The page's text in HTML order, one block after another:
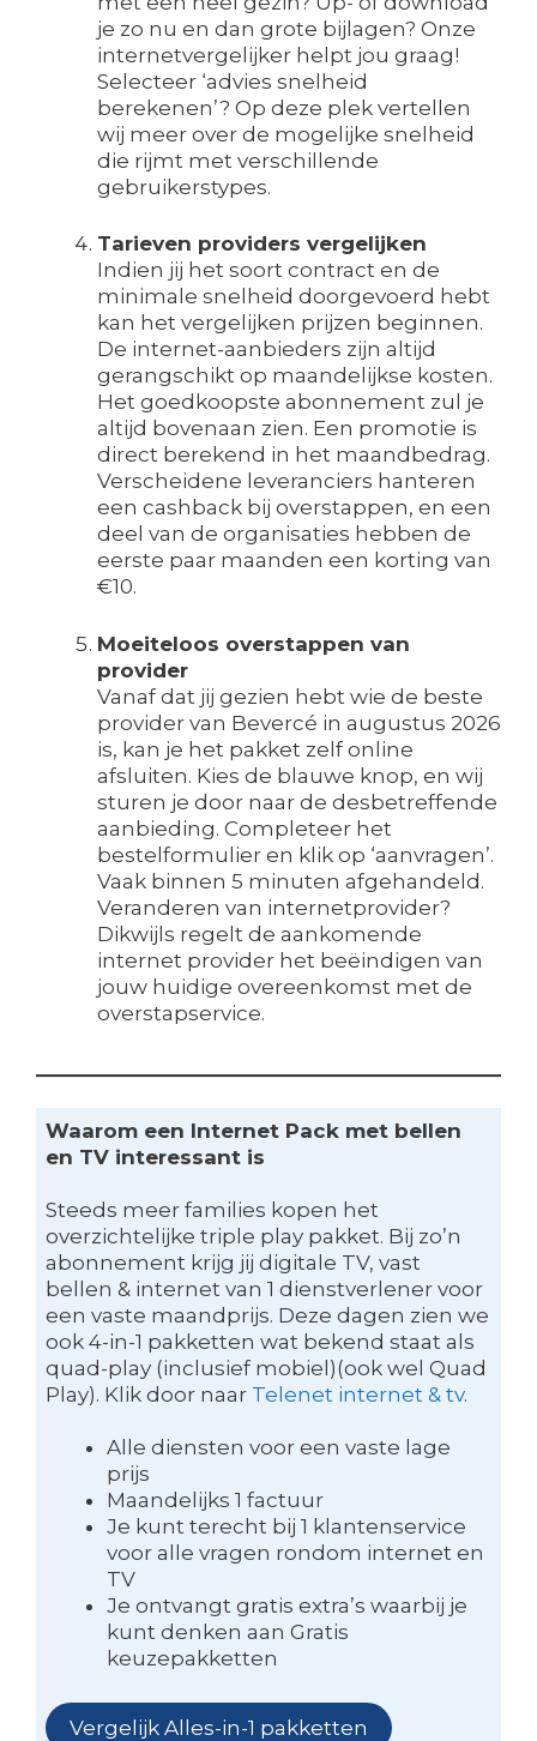
je zo nu en dan grote bijlagen? Onze
internetvergelijker helpt jou graag!
Selecteer ‘advies snelheid
berekenen’? Op deze plek vertellen
wij meer over de mogelijke snelheid
die rijmt met verschillende
gebruikerstypes.
Tarieven providers vergelijken
Indien jij het soort contract en de
minimale snelheid doorgevoerd hebt
kan het vergelijken prijzen beginnen.
De internet-aanbieders zijn altijd
gerangschikt op maandelijkse kosten.
Het goedkoopste abonnement zul je
altijd bovenaan zien. Een promotie is
direct berekend in het maandbedrag.
Verscheidene leveranciers hanteren
een cashback bij overstappen, en een
deel van de organisaties hebben de
eerste paar maanden een korting van
€10.
Moeiteloos overstappen van
provider
Vanaf dat jij gezien hebt wie de beste
provider van Bevercé in augustus 2026
is, kan je het pakket zelf online
afsluiten. Kies de blauwe knop, en wij
sturen je door naar de desbetreffende
aanbieding. Completeer het
bestelformulier en klik op ‘aanvragen’.
Vaak binnen 5 minuten afgehandeld.
Veranderen van internetprovider?
Dikwijls regelt de aankomende
internet provider het beëindigen van
jouw huidige overeenkomst met de
overstapservice.
Waarom een Internet Pack met bellen
en TV interessant is
Steeds meer families kopen het
overzichtelijke triple play pakket. Bij zo’n
abonnement krijg jij digitale TV, vast
bellen & internet van 1 dienstverlener voor
een vaste maandprijs. Deze dagen zien we
ook 4-in-1 pakketten wat bekend staat als
quad-play (inclusief mobiel)(ook wel Quad
Play). Klik door naar Telenet internet & tv.
Alle diensten voor een vaste lage
prijs
Maandelijks 1 factuur
Je kunt terecht bij 1 klantenservice
voor alle vragen rondom internet en
TV
Je ontvangt gratis extra’s waarbij je
kunt denken aan Gratis
keuzepakketten
Vergelijk Alles-in-1 pakketten